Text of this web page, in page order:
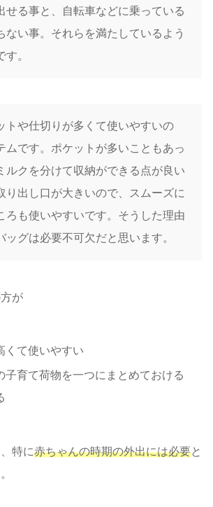
せる事と、自転車などに乗っている
ない事。それらを満たしているよう
。
トや仕切りが多くて使いやすいの
ムです。ポケットが多いこともあっ
ルクを分けて収納ができる点が良い
り出し口が大きいので、スムーズに
ろも使いやすいです。そうした理由
ッグは必要不可欠だと思います。
が
くて使いやすい
子育て荷物を一つにまとめておける
特に赤ちゃんの時期の外出には必要と